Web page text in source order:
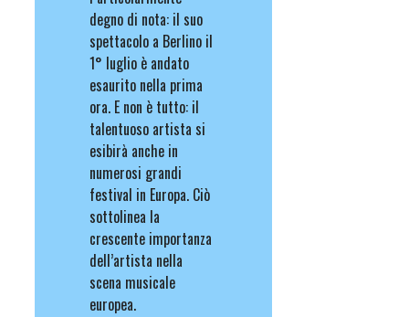
degno di nota: il suo
spettacolo a Berlino il
1° luglio è andato
esaurito nella prima
ora. E non è tutto: il
talentuoso artista si
esibirà anche in
numerosi grandi
festival in Europa. Ciò
sottolinea la
crescente importanza
dell’artista nella
scena musicale
europea.